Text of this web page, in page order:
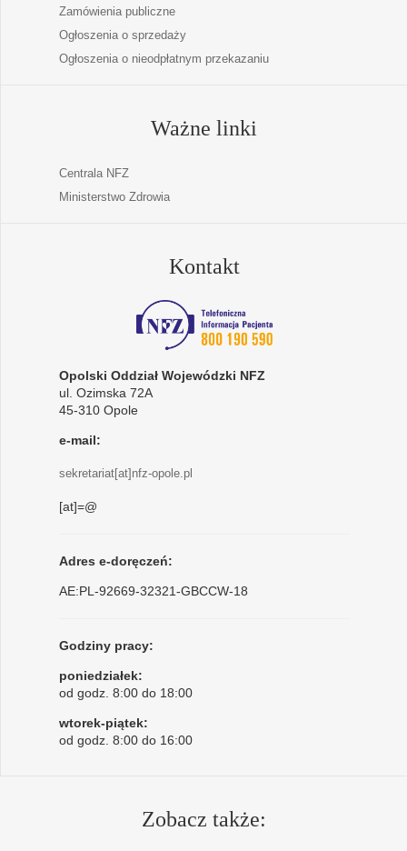
Zamówienia publiczne
Ogłoszenia o sprzedaży
Ogłoszenia o nieodpłatnym przekazaniu
Ważne linki
Centrala NFZ
Ministerstwo Zdrowia
Kontakt
Opolski Oddział Wojewódzki NFZ
ul. Ozimska 72A
45-310 Opole
e-mail:
sekretariat[at]nfz-opole.pl
[at]=@
Adres e-doręczeń:
AE:PL-92669-32321-GBCCW-18
Godziny pracy:
poniedziałek:
od godz. 8:00 do 18:00
wtorek-piątek:
od godz. 8:00 do 16:00
Zobacz także: